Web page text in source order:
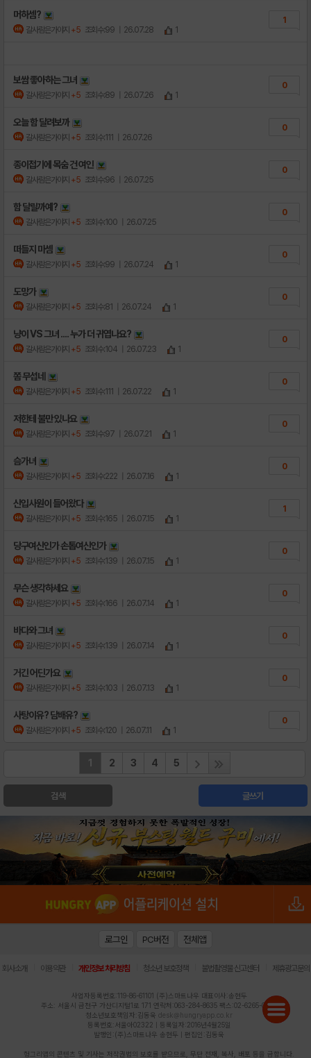
머하셈?
갈사람은가야지 +5 조회수:99 | 26.07.28 1
1
보쌈 좋아하는 그녀
갈사람은가야지 +5 조회수:89 | 26.07.26 1
0
오늘 함 달려보까
갈사람은가야지 +5 조회수:111 | 26.07.26
0
종이접기에 목숨 건 여인
갈사람은가야지 +5 조회수:96 | 26.07.25
0
함 달릴까예?
갈사람은가야지 +5 조회수:100 | 26.07.25
0
떠들지 마셈
갈사람은가야지 +5 조회수:99 | 26.07.24 1
0
도망가
갈사람은가야지 +5 조회수:81 | 26.07.24 1
0
냥이 VS 그녀 .... 누가 더 귀엽나요?
갈사람은가야지 +5 조회수:104 | 26.07.23 1
0
쫌 무섭네
갈사람은가야지 +5 조회수:111 | 26.07.22 1
0
저한테 불만 있나요
갈사람은가야지 +5 조회수:97 | 26.07.21 1
0
슴가녀
갈사람은가야지 +5 조회수:222 | 26.07.16 1
0
신입사원이 들어왔다
갈사람은가야지 +5 조회수:165 | 26.07.15 1
1
당구여신인가 손톱여신인가
갈사람은가야지 +5 조회수:139 | 26.07.15 1
0
무슨 생각하세요
갈사람은가야지 +5 조회수:166 | 26.07.14 1
0
바다와 그녀
갈사람은가야지 +5 조회수:139 | 26.07.14 1
0
거긴 어딘가요
갈사람은가야지 +5 조회수:103 | 26.07.13 1
0
사탕이유? 담배유?
갈사람은가야지 +5 조회수:120 | 26.07.11 1
0
1 2 3 4 5
검색 글쓰기
로그인 PC버전 전체앱
회사소개 이용약관 개인정보 처리방침 청소년 보호정책 불법촬영물 신고센터 제휴광고문의
사업자등록번호:119-86-61101 (주)스마트나우 대표이사:송현두
주소: 서울시 금천구 가산디지털1로 171 연락처:063-284-8635 팩스:02-6265-0377
청소년보호책임자:김동욱 desk@hungryapp.co.kr
등록번호:서울아02322 | 등록일자:2016년4월25일
발행인:(주)스마트나우 송현두 | 편집인:김동욱
헝그리앱의 콘텐츠 및 기사는 저작권법의 보호를 받으므로, 무단 전재, 복사, 배포 등을 금합니다.